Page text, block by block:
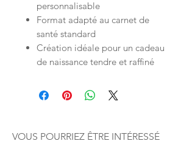
personnalisable
Format adapté au carnet de
santé standard
Création idéale pour un cadeau
de naissance tendre et raffiné
VOUS POURRIEZ ÊTRE INTÉRESSÉ